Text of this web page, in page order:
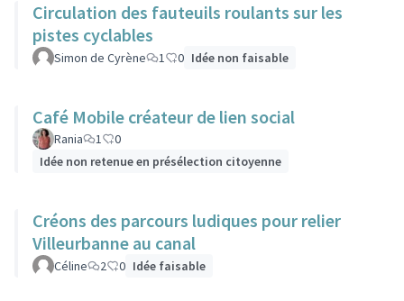
Circulation des fauteuils roulants sur les
pistes cyclables
Simon de Cyrène 1 0 Idée non faisable
Café Mobile créateur de lien social
Rania 1
0
Idée non retenue en présélection citoyenne
Créons des parcours ludiques pour relier
Villeurbanne au canal
Céline 2 0 Idée faisable